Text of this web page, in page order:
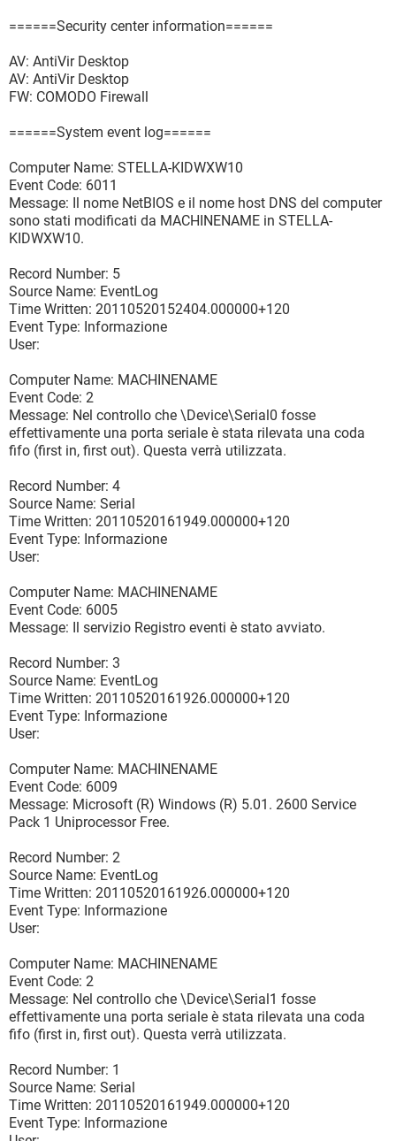
======Security center information======
AV: AntiVir Desktop
AV: AntiVir Desktop
FW: COMODO Firewall
======System event log======
Computer Name: STELLA-KIDWXW10
Event Code: 6011
Message: Il nome NetBIOS e il nome host DNS del computer
sono stati modificati da MACHINENAME in STELLA-
KIDWXW10.
Record Number: 5
Source Name: EventLog
Time Written: 20110520152404.000000+120
Event Type: Informazione
User:
Computer Name: MACHINENAME
Event Code: 2
Message: Nel controllo che \Device\Serial0 fosse
effettivamente una porta seriale è stata rilevata una coda
fifo (first in, first out). Questa verrà utilizzata.
Record Number: 4
Source Name: Serial
Time Written: 20110520161949.000000+120
Event Type: Informazione
User:
Computer Name: MACHINENAME
Event Code: 6005
Message: Il servizio Registro eventi è stato avviato.
Record Number: 3
Source Name: EventLog
Time Written: 20110520161926.000000+120
Event Type: Informazione
User:
Computer Name: MACHINENAME
Event Code: 6009
Message: Microsoft (R) Windows (R) 5.01. 2600 Service
Pack 1 Uniprocessor Free.
Record Number: 2
Source Name: EventLog
Time Written: 20110520161926.000000+120
Event Type: Informazione
User:
Computer Name: MACHINENAME
Event Code: 2
Message: Nel controllo che \Device\Serial1 fosse
effettivamente una porta seriale è stata rilevata una coda
fifo (first in, first out). Questa verrà utilizzata.
Record Number: 1
Source Name: Serial
Time Written: 20110520161949.000000+120
Event Type: Informazione